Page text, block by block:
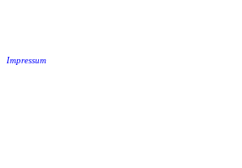
Impressum